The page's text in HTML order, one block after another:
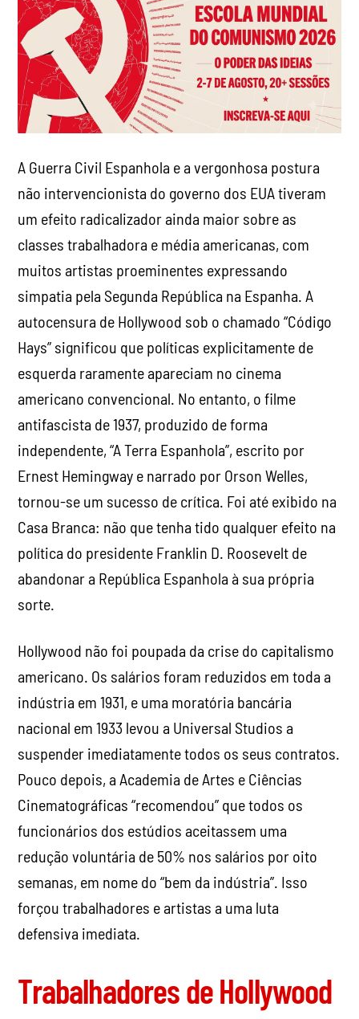
A Guerra Civil Espanhola e a vergonhosa postura
não intervencionista do governo dos EUA tiveram
um efeito radicalizador ainda maior sobre as
classes trabalhadora e média americanas, com
muitos artistas proeminentes expressando
simpatia pela Segunda República na Espanha. A
autocensura de Hollywood sob o chamado “Código
Hays” significou que políticas explicitamente de
esquerda raramente apareciam no cinema
americano convencional. No entanto, o filme
antifascista de 1937, produzido de forma
independente, “A Terra Espanhola”, escrito por
Ernest Hemingway e narrado por Orson Welles,
tornou-se um sucesso de crítica. Foi até exibido na
Casa Branca: não que tenha tido qualquer efeito na
política do presidente Franklin D. Roosevelt de
abandonar a República Espanhola à sua própria
sorte.
Hollywood não foi poupada da crise do capitalismo
americano. Os salários foram reduzidos em toda a
indústria em 1931, e uma moratória bancária
nacional em 1933 levou a Universal Studios a
suspender imediatamente todos os seus contratos.
Pouco depois, a Academia de Artes e Ciências
Cinematográficas “recomendou” que todos os
funcionários dos estúdios aceitassem uma
redução voluntária de 50% nos salários por oito
semanas, em nome do “bem da indústria”. Isso
forçou trabalhadores e artistas a uma luta
defensiva imediata.
Trabalhadores de Hollywood